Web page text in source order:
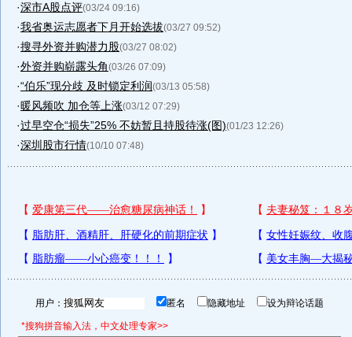
·深市A股点评(03/24 09:16)
·我省奥运志愿者下月开始选拔(03/27 09:52)
·搜寻外资并购潜力股(03/27 08:02)
·外资并购崭露头角(03/26 07:09)
·“伯乐”现分歧 及时锁定利润(03/13 05:58)
·暖风频吹 加仓等上涨(03/12 07:29)
·过早空仓“损失”25% 不妨暂且持股待涨(图)(01/23 12:26)
·深圳股市行情(10/10 07:48)
用户： 匿名 隐藏地址 设为辩论话题
*搜狗拼音输入法，中文处理专家>>